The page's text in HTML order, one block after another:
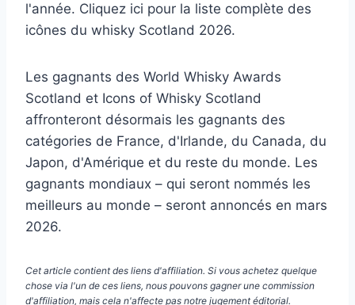
l'année. Cliquez ici pour la liste complète des
icônes du whisky Scotland 2026.
Les gagnants des World Whisky Awards
Scotland et Icons of Whisky Scotland
affronteront désormais les gagnants des
catégories de France, d'Irlande, du Canada, du
Japon, d'Amérique et du reste du monde. Les
gagnants mondiaux – qui seront nommés les
meilleurs au monde – seront annoncés en mars
2026.
Cet article contient des liens d'affiliation. Si vous achetez quelque
chose via l'un de ces liens, nous pouvons gagner une commission
d'affiliation, mais cela n'affecte pas notre jugement éditorial.